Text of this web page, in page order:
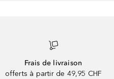
Frais de livraison
offerts à partir de 49,95 CHF